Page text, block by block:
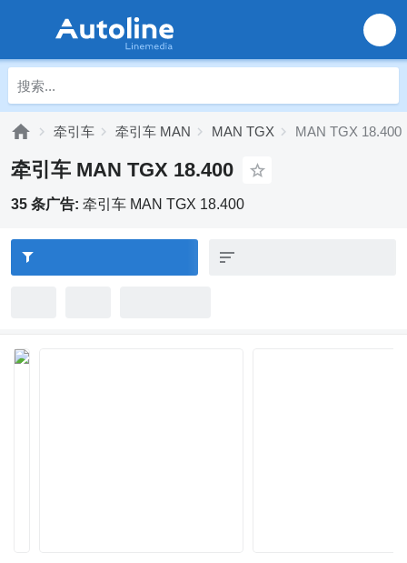
牵引车 牵引车 MAN MAN TGX MAN TGX 18.400
牵引车 MAN TGX 18.400
35 条广告: 牵引车 MAN TGX 18.400